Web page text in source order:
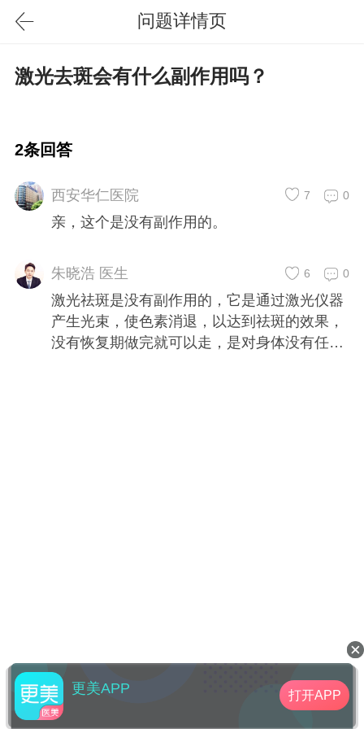
问题详情页
激光去斑会有什么副作用吗？
2条回答
西安华仁医院 0
7
亲，这个是没有副作用的。
朱晓浩 医生 0
6
激光祛斑是没有副作用的，它是通过激光仪器
产生光束，使色素消退，以达到祛斑的效果，
没有恢复期做完就可以走，是对身体没有任何
更美APP 打开APP